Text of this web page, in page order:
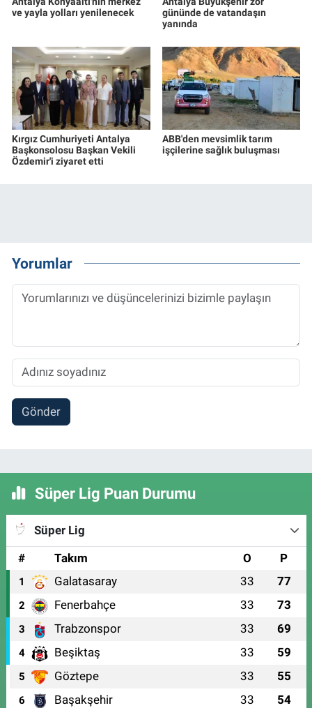
ve yayla yolları yenilenecek
gününde de vatandaşın
yanında
Kırgız Cumhuriyeti Antalya
Başkonsolosu Başkan Vekili
Özdemir'i ziyaret etti
ABB'den mevsimlik tarım
işçilerine sağlık buluşması
Yorumlar
Gönder
Süper Lig Puan Durumu
Süper Lig
#
Takım O P
1 Galatasaray 33 77
2 Fenerbahçe 33 73
3 Trabzonspor 33 69
4 Beşiktaş 33 59
5 Göztepe 33 55
6 Başakşehir 33 54